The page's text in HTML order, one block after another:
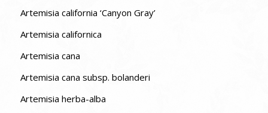
Artemisia california ‘Canyon Gray’
Artemisia californica
Artemisia cana
Artemisia cana subsp. bolanderi
Artemisia herba-alba